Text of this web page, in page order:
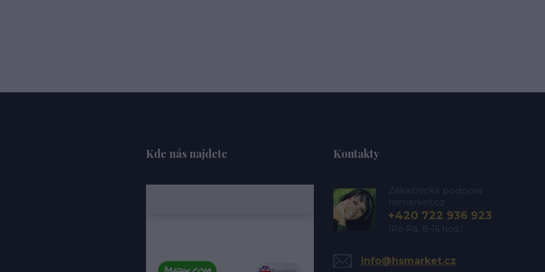
Kde nás najdete Kontakty
Zákaznická podpora
hsmarket.cz
+420 722 936 923
(Po-Pá, 8-16 hod.)
info@hsmarket.cz